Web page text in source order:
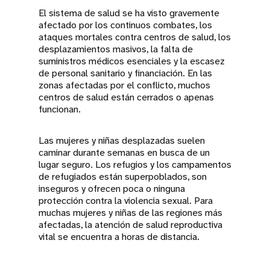
El sistema de salud se ha visto gravemente
afectado por los continuos combates, los
ataques mortales contra centros de salud, los
desplazamientos masivos, la falta de
suministros médicos esenciales y la escasez
de personal sanitario y financiación. En las
zonas afectadas por el conflicto, muchos
centros de salud están cerrados o apenas
funcionan.
Las mujeres y niñas desplazadas suelen
caminar durante semanas en busca de un
lugar seguro. Los refugios y los campamentos
de refugiados están superpoblados, son
inseguros y ofrecen poca o ninguna
protección contra la violencia sexual. Para
muchas mujeres y niñas de las regiones más
afectadas, la atención de salud reproductiva
vital se encuentra a horas de distancia.